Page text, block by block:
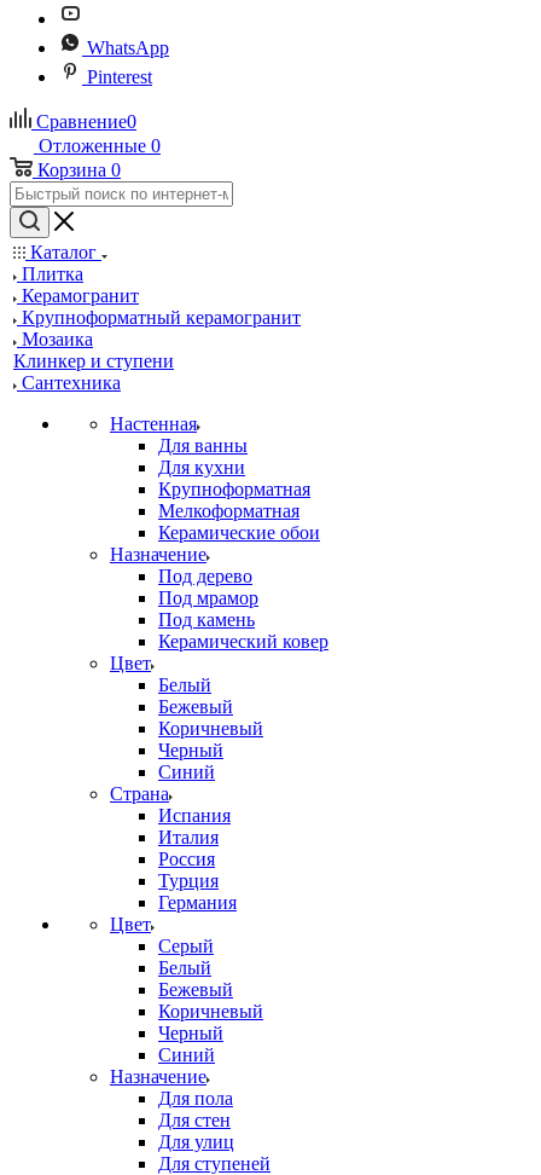
WhatsApp
Pinterest
Сравнение0
Отложенные 0
Корзина 0
Каталог
Плитка
Керамогранит
Крупноформатный керамогранит
Мозаика
Клинкер и ступени
Сантехника
Настенная
Для ванны
Для кухни
Крупноформатная
Мелкоформатная
Керамические обои
Назначение
Под дерево
Под мрамор
Под камень
Керамический ковер
Цвет
Белый
Бежевый
Коричневый
Черный
Синий
Страна
Испания
Италия
Россия
Турция
Германия
Цвет
Серый
Белый
Бежевый
Коричневый
Черный
Синий
Назначение
Для пола
Для стен
Для улиц
Для ступеней